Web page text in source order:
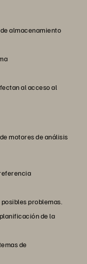
almacenamiento
al acceso al
motores de análisis
problemas.
de la
de